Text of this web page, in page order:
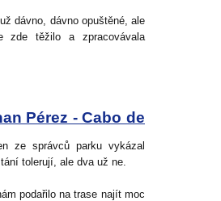
dávno, dávno opuštěné, ale
zde těžilo a zpracovávala
Pérez - Cabo de
ze správců parku vykázal
tolerují, ale dva už ne.
podařilo na trase najít moc